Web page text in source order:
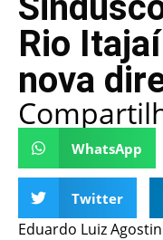
Rio
nova
WhatsApp
Twitter
Eduardo Luiz